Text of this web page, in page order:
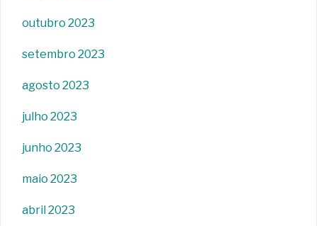
outubro 2023
setembro 2023
agosto 2023
julho 2023
junho 2023
maio 2023
abril 2023